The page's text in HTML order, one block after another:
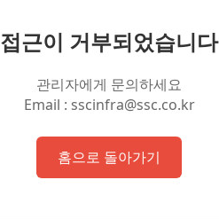
접근이 거부되었습니다
관리자에게 문의하세요
Email : sscinfra@ssc.co.kr
홈으로 돌아가기